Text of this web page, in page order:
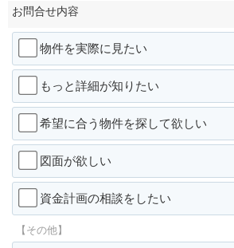
お問合せ内容
物件を実際に見たい
もっと詳細が知りたい
希望に合う物件を探して欲しい
図面が欲しい
資金計画の相談をしたい
【その他】